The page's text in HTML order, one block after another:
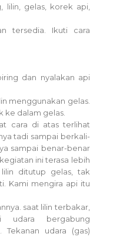
lilin, gelas, korek api,
tersedia. Ikuti cara
dan nyalakan api
menggunakan gelas.
ke dalam gelas.
cara di atas terlihat
tadi sampai berkali-
sampai benar-benar
ini terasa lebih
ditutup gelas, tak
Kami mengira api itu
saat lilin terbakar,
bergabung
Tekanan udara (gas)